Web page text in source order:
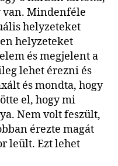
van. Mindenféle
helyzeteket
helyzeteket
és megjelent a
lehet érezni és
és mondta, hogy
el, hogy mi
Nem volt feszült,
érezte magát
leült. Ezt lehet